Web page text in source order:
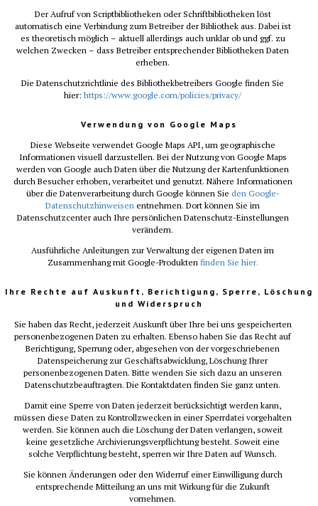
Der Aufruf von Scriptbibliotheken oder Schriftbibliotheken löst
automatisch eine Verbindung zum Betreiber der Bibliothek aus. Dabei ist
es theoretisch möglich – aktuell allerdings auch unklar ob und ggf. zu
welchen Zwecken – dass Betreiber entsprechender Bibliotheken Daten
erheben.
Die Datenschutzrichtlinie des Bibliothekbetreibers Google finden Sie
hier: https://www.google.com/policies/privacy/
Verwendung von Google Maps
Diese Webseite verwendet Google Maps API, um geographische
Informationen visuell darzustellen. Bei der Nutzung von Google Maps
werden von Google auch Daten über die Nutzung der Kartenfunktionen
durch Besucher erhoben, verarbeitet und genutzt. Nähere Informationen
über die Datenverarbeitung durch Google können Sie den Google-
Datenschutzhinweisen entnehmen. Dort können Sie im
Datenschutzcenter auch Ihre persönlichen Datenschutz-Einstellungen
verändern.
Ausführliche Anleitungen zur Verwaltung der eigenen Daten im
Zusammenhang mit Google-Produktenfinden Sie hier.
Ihre Rechte auf Auskunft, Berichtigung, Sperre, Löschung
und Widerspruch
Sie haben das Recht, jederzeit Auskunft über Ihre bei uns gespeicherten
personenbezogenen Daten zu erhalten. Ebenso haben Sie das Recht auf
Berichtigung, Sperrung oder, abgesehen von der vorgeschriebenen
Datenspeicherung zur Geschäftsabwicklung, Löschung Ihrer
personenbezogenen Daten. Bitte wenden Sie sich dazu an unseren
Datenschutzbeauftragten. Die Kontaktdaten finden Sie ganz unten.
Damit eine Sperre von Daten jederzeit berücksichtigt werden kann,
müssen diese Daten zu Kontrollzwecken in einer Sperrdatei vorgehalten
werden. Sie können auch die Löschung der Daten verlangen, soweit
keine gesetzliche Archivierungsverpflichtung besteht. Soweit eine
solche Verpflichtung besteht, sperren wir Ihre Daten auf Wunsch.
Sie können Änderungen oder den Widerruf einer Einwilligung durch
entsprechende Mitteilung an uns mit Wirkung für die Zukunft
vornehmen.